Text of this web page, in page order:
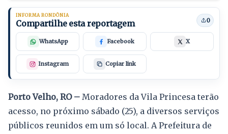
INFORMA RONDÔNIA
Compartilhe esta reportagem 0
WhatsApp Facebook X
Instagram Copiar link
Porto Velho, RO – Moradores da Vila Princesa terão
acesso, no próximo sábado (25), a diversos serviços
públicos reunidos em um só local. A Prefeitura de